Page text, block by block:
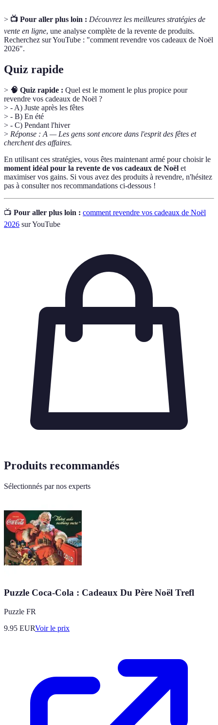
> 📺 Pour aller plus loin : Découvrez les meilleures stratégies de
vente en ligne, une analyse complète de la revente de produits.
Recherchez sur YouTube : "comment revendre vos cadeaux de Noël
2026".
Quiz rapide
> 🧠 Quiz rapide : Quel est le moment le plus propice pour
revendre vos cadeaux de Noël ?
> - A) Juste après les fêtes
> - B) En été
> - C) Pendant l'hiver
> Réponse : A — Les gens sont encore dans l'esprit des fêtes et
cherchent des affaires.
En utilisant ces stratégies, vous êtes maintenant armé pour choisir le
moment idéal pour la revente de vos cadeaux de Noël et
maximiser vos gains. Si vous avez des produits à revendre, n'hésitez
pas à consulter nos recommandations ci-dessous !
📺 Pour aller plus loin : comment revendre vos cadeaux de Noël
2026 sur YouTube
Produits recommandés
Sélectionnés par nos experts
Puzzle Coca-Cola : Cadeaux Du Père Noël Trefl
Puzzle FR
9.95 EURVoir le prix